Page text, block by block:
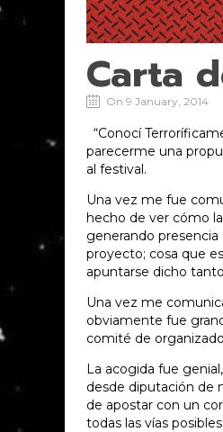
Carta
On 9 January, 2014
“Conocí
parecerme una
al festival.
Una vez me fue
hecho de ver cómo
generando
proyecto; cosa que
apuntarse dicho
Una vez me
obviamente fue
comité de
La acogida fue
desde diputación de
de apostar con un
todas las vías